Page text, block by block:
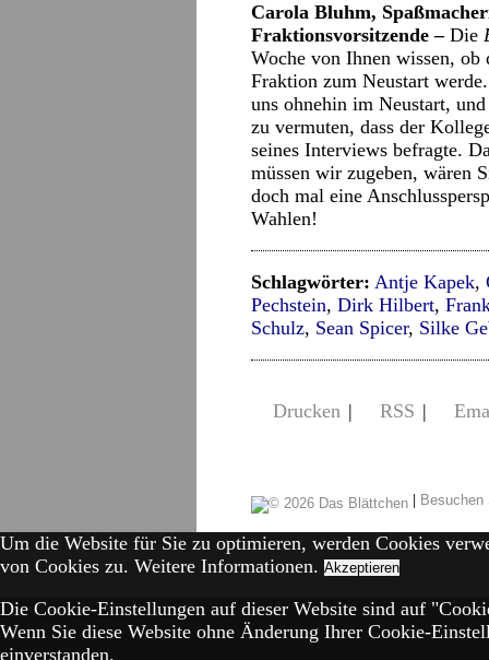
Carola Bluhm,
Fraktionsvorsitzende –Die
Woche von Ihnen wissen, ob
Fraktion zum Neustart
uns ohnehin im Neustart,
zu vermuten, dass der
seines Interviews befragte.
müssen wir zugeben, wären
doch mal eine
Wahlen!
Schlagwörter: Antje Kapek,
Pechstein, Dirk Hilbert,
Schulz, Sean Spicer, Silke
Drucken | RSS |
|
Um die Website für Sie zu optimieren, werden Cookies
von Cookies zu. Weitere Informationen. Akzeptieren
Die Cookie-Einstellungen auf dieser Website sind auf
Wenn Sie diese Website ohne Änderung Ihrer Cookie-
einverstanden.